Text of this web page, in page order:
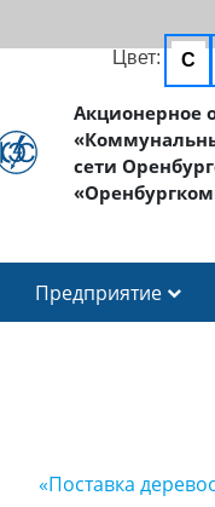
Цвет: C
Акционерное
сети
Предприятие
«Поставка